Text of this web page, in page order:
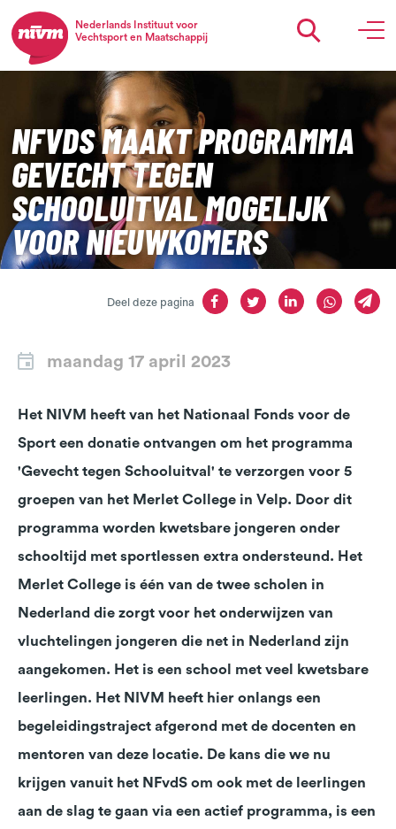
Nederlands Instituut voor
Vechtsport en Maatschappij
NFVDS MAAKT PROGRAMMA
GEVECHT TEGEN
SCHOOLUITVAL MOGELIJK
VOOR NIEUWKOMERS
Deel deze pagina
maandag 17 april 2023
Het NIVM heeft van het Nationaal Fonds voor de
Sport een donatie ontvangen om het programma
'Gevecht tegen Schooluitval' te verzorgen voor 5
groepen van het Merlet College in Velp. Door dit
programma worden kwetsbare jongeren onder
schooltijd met sportlessen extra ondersteund. Het
Merlet College is één van de twee scholen in
Nederland die zorgt voor het onderwijzen van
vluchtelingen jongeren die net in Nederland zijn
aangekomen. Het is een school met veel kwetsbare
leerlingen. Het NIVM heeft hier onlangs een
begeleidingstraject afgerond met de docenten en
mentoren van deze locatie. De kans die we nu
krijgen vanuit het NFvdS om ook met de leerlingen
aan de slag te gaan via een actief programma, is een